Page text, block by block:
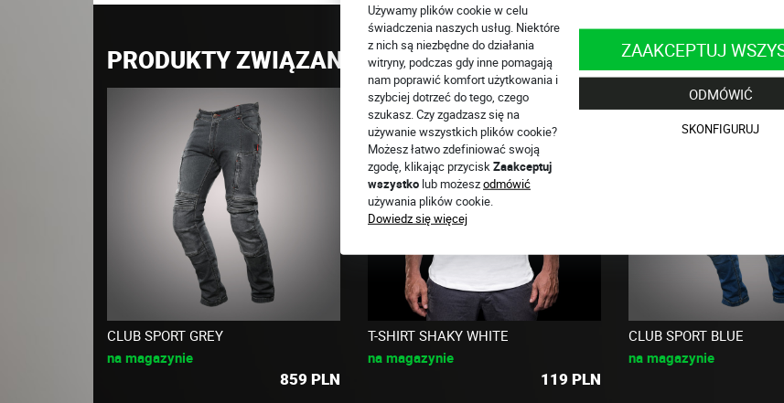
Używamy plików cookie w celu
świadczenia naszych usług. Niektóre
z nich są niezbędne do działania
witryny, podczas gdy inne pomagają
nam poprawić komfort użytkowania i
szybciej dotrzeć do tego, czego
szukasz. Czy zgadzasz się na
używanie wszystkich plików cookie?
Możesz łatwo zdefiniować swoją
zgodę, klikając przycisk Zaakceptuj
wszystko lub możeszodmówić
używania plików cookie.
Dowiedz się więcej
ZAAKCEPTUJ
ODMÓWIĆ
SKONFIGURUJ
PRODUKTY ZWIĄZANE
CLUB SPORT GREY
na magazynie
859 PLN
T-SHIRT SHAKY WHITE
na magazynie
119 PLN
CLUB SPORT BLUE
na magazynie